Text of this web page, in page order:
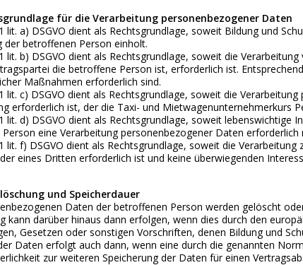
für die Verarbeitung personenbezogener Daten
lit. a) DSGVO dient als Rechtsgrundlage, soweit Bildung und
der betroffenen Person einholt.
lit. b) DSGVO dient als Rechtsgrundlage, soweit die
die betroffene Person ist, erforderlich ist.
Maßnahmen erforderlich sind.
lit. c) DSGVO dient als Rechtsgrundlage, soweit die
erforderlich ist, der die Taxi- und Mietwagenunternehmerkurs
lit. d) DSGVO dient als Rechtsgrundlage, soweit
eine Verarbeitung personenbezogener Daten erforderlich
lit. f) DSGVO dient als Rechtsgrundlage, soweit die
eines Dritten erforderlich ist und keine überwiegenden
und Speicherdauer
Daten der betroffenen Person werden gelöscht
kann darüber hinaus dann erfolgen, wenn dies durch den
Gesetzen oder sonstigen Vorschriften, denen Bildung und
Daten erfolgt auch dann, wenn eine durch die genannten
zur weiteren Speicherung der Daten für einen